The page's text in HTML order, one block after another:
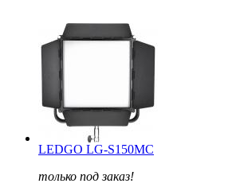
LEDGO LG-S150MC
только под заказ!